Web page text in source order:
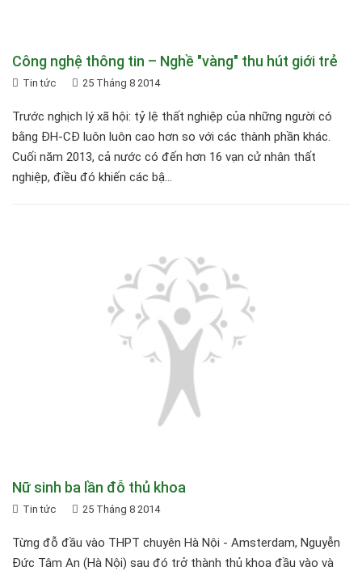
Công nghệ thông tin – Nghề "vàng" thu hút giới trẻ
Tin tức 25 Tháng 8 2014
Trước nghịch lý xã hội: tỷ lệ thất nghiệp của những người có
bằng ĐH-CĐ luôn luôn cao hơn so với các thành phần khác.
Cuối năm 2013, cả nước có đến hơn 16 vạn cử nhân thất
nghiệp, điều đó khiến các bậ...
Nữ sinh ba lần đỗ thủ khoa
Tin tức 25 Tháng 8 2014
Từng đỗ đầu vào THPT chuyên Hà Nội - Amsterdam, Nguyễn
Đức Tâm An (Hà Nội) sau đó trở thành thủ khoa đầu vào và